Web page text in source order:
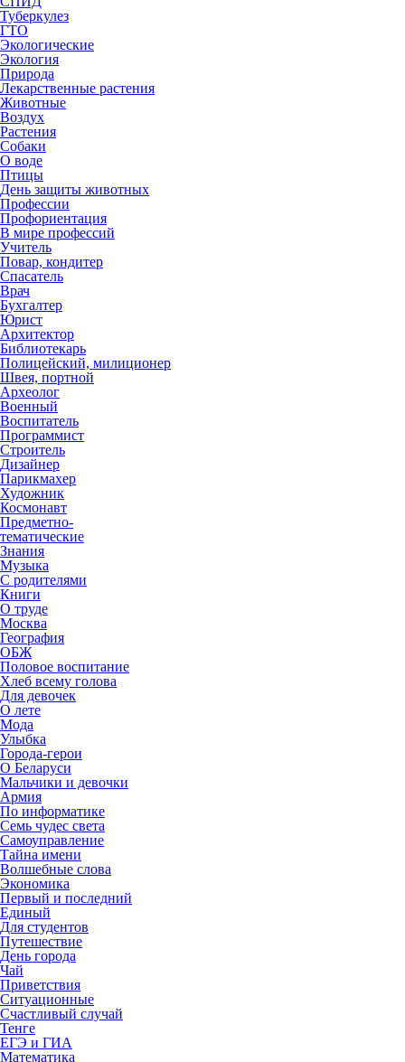
Туберкулез
ГТО
Экологические
Экология
Природа
Лекарственные растения
Животные
Воздух
Растения
Собаки
О воде
Птицы
День защиты животных
Профессии
Профориентация
В мире профессий
Учитель
Повар, кондитер
Спасатель
Врач
Бухгалтер
Юрист
Архитектор
Библиотекарь
Полицейский, милиционер
Швея, портной
Археолог
Военный
Воспитатель
Программист
Строитель
Дизайнер
Парикмахер
Художник
Космонавт
Предметно-
тематические
Знания
Музыка
С родителями
Книги
О труде
Москва
География
ОБЖ
Половое воспитание
Хлеб всему голова
Для девочек
О лете
Мода
Улыбка
Города-герои
О Беларуси
Мальчики и девочки
Армия
По информатике
Семь чудес света
Самоуправление
Тайна имени
Волшебные слова
Экономика
Первый и последний
Единый
Для студентов
Путешествие
День города
Чай
Приветствия
Ситуационные
Счастливый случай
Тенге
ЕГЭ и ГИА
Математика